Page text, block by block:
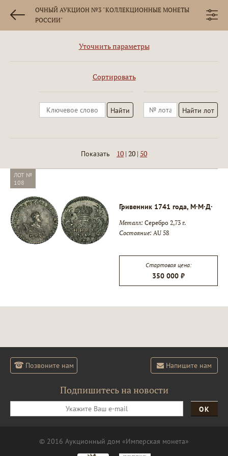
ОЧНЫЙ АУКЦИОН №3 "КОЛЛЕКЦИОННЫЕ МОНЕТЫ
РОССИИ"
Уточнить параметры
Сортировать
Показать 10 | 20 | 50
ЛОТ №
108
Гривенник 1741 года, М·М·Д·
Металл: Серебро 2,73 г.
Состояние: AU 58
Стартовая цена:
350 000 ₽
Позвоните нам Напишите нам
Подпишитесь на новости
ОК
© 2016 Аукционный дом «Имперская монета»